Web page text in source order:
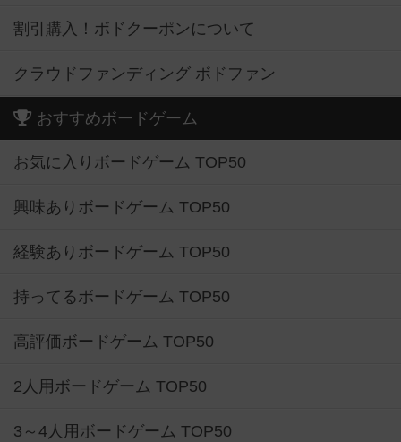
割引購入！ボドクーポンについて
クラウドファンディング ボドファン
おすすめボードゲーム
お気に入りボードゲーム TOP50
興味ありボードゲーム TOP50
経験ありボードゲーム TOP50
持ってるボードゲーム TOP50
高評価ボードゲーム TOP50
2人用ボードゲーム TOP50
3～4人用ボードゲーム TOP50